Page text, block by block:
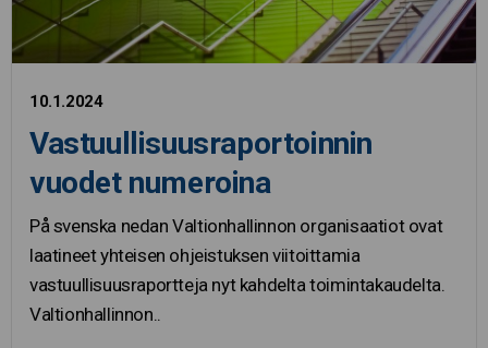
10.1.2024
Vastuullisuusraportoinnin
vuodet numeroina
På svenska nedan Valtionhallinnon organisaatiot ovat
laatineet yhteisen ohjeistuksen viitoittamia
vastuullisuusraportteja nyt kahdelta toimintakaudelta.
Valtionhallinnon..